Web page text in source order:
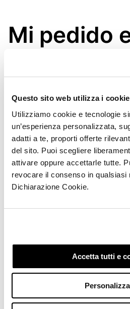
Questo sito web utilizza i cookie
Utilizziamo cookie e tecnologie
un’esperienza personalizzata,
adatti a te, proporti offerte
del sito. Puoi scegliere
attivare oppure accettarle tutte.
revocare il consenso in qualsiasi
Dichiarazione Cookie.
Accetta tutti e
Personalizza
Mi pedido
almacén.
puedo
entrega de
pedido?
Actualizado hace 6 meses
Si deseas liberar el envío de tu
que contactes connuestro
Nos encargaremos de
proceder con la liberación del